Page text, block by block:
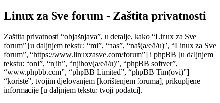
Linux za Sve forum - Zaštita privatnosti
Zaštita privatnosti “objašnjava”, u detalje, kako “Linux za Sve
forum” [u daljnjem tekstu: “mi”, “nas”, “naš(a/e/i/u)”, “Linux za Sve
forum”, “https://www.linuxzasve.com/forum”] i phpBB [u daljnjem
tekstu: “oni”, “njih”, “njihov(a/e/i/u)”, “phpBB softver”,
“www.phpbb.com”, “phpBB Limited”, “phpBB Tim(ovi)”]
“koriste”, tvojim djelovanjem [korištenjem foruma], prikupljene
informacije [u daljnjem tekstu: tvoji podatci].